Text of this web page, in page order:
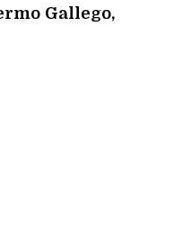
Gallego,